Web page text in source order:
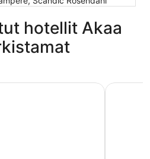
hotellit Akaa
Lapland